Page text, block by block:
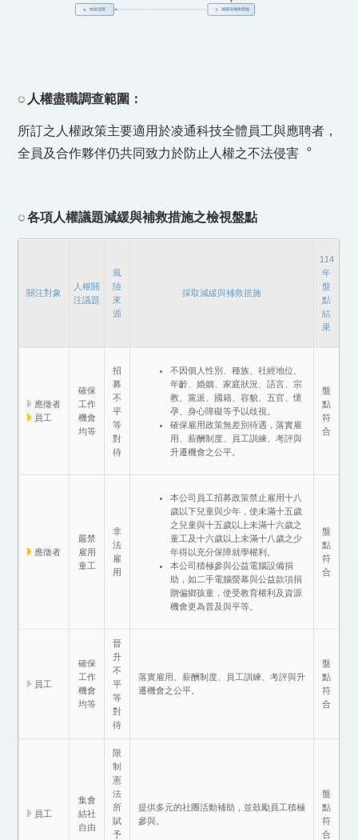
人權盡職調查範圍：
所訂之人權政策主要適用於凌通科技全體員工與應聘者，
全員及合作夥伴仍共同致力於防止人權之不法侵害︒
各項人權議題減緩與補救措施之檢視盤點
關注對象
人權關
注議題
風
險
來
源
採取減緩與補救措施
114
年
盤
點
結
果
應徵者
員工
確保
工作
機會
均等
招
募
不
平
等
對
待
不因個人性別、種族、社經地位、
年齡、婚姻、家庭狀況、語言、宗
教、黨派、國籍、容貌、五官、懷
孕、身心障礙等予以歧視。
確保雇用政策無差別待遇，落實雇
用、薪酬制度、員工訓練、考評與
升遷機會之公平。
盤
點
符
合
應徵者
嚴禁
雇用
童工
非
法
雇
用
本公司員工招募政策禁止雇用十八
歲以下兒童與少年，使未滿十五歲
之兒童與十五歲以上未滿十六歲之
童工及十六歲以上未滿十八歲之少
年得以充分保障就學權利。
本公司積極參與公益電腦設備捐
助，如二手電腦螢幕與公益款項捐
贈偏鄉孩童，使受教育權利及資源
機會更為普及與平等。
盤
點
符
合
員工
確保
工作
機會
均等
晉
升
不
平
等
對
待
落實雇用、薪酬制度、員工訓練、考評與升
遷機會之公平。
盤
點
符
合
員工
集會
結社
自由
限
制
憲
法
所
賦
予
提供多元的社團活動補助，並鼓勵員工積極
參與。
盤
點
符
合